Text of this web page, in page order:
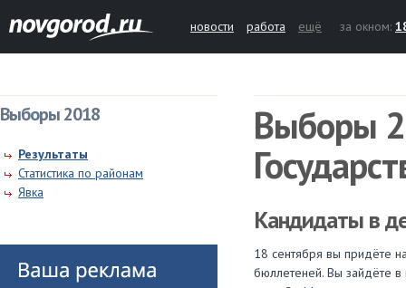
новости работа ещё за окном:
Выборы 2018
Результаты
Статистика по районам
Явка
Выборы
Кандидаты в
18 сентября вы придёте
бюллетеней. Вы зайдёте в